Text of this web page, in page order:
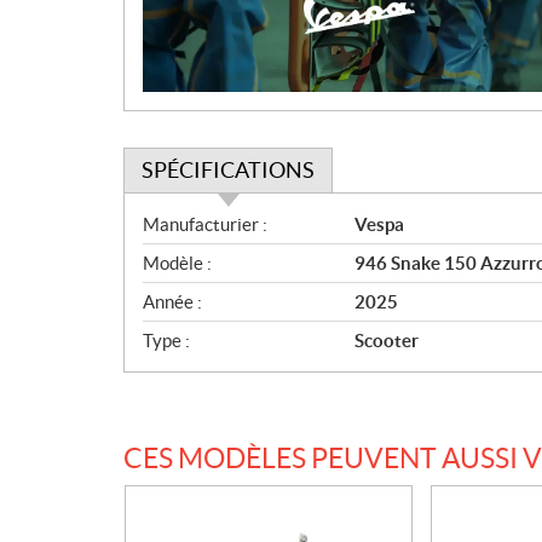
i
o
SPÉCIFICATIONS
S
p
é
c
i
f
t
i
Manufacturier :
Vespa
Modèle :
946 Snake 150
Année :
2025
Type :
Scooter
CES MODÈLES PEUVENT AUSSI